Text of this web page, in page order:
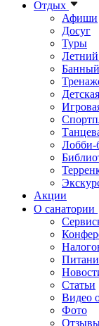
Отдых
Афиши
Досуг
Туры
Летний
Банный
Лобби-
Акции
О санатории
Статьи
Видео
Фото